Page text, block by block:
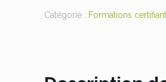
Catégorie : Formations